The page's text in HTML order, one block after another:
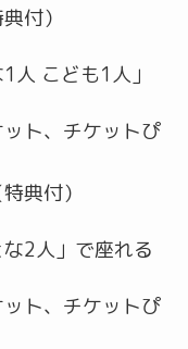
付）
こども1人」
ト、チケットぴ
典付）
2人」で座れる
ト、チケットぴ